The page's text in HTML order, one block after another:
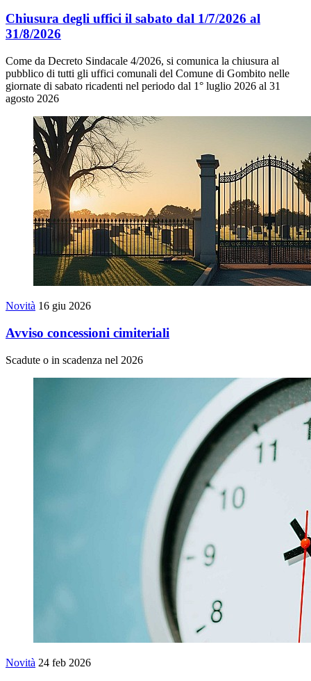
Chiusura degli uffici il sabato dal 1/7/2026 al
31/8/2026
Come da Decreto Sindacale 4/2026, si comunica la chiusura al
pubblico di tutti gli uffici comunali del Comune di Gombito nelle
giornate di sabato ricadenti nel periodo dal 1° luglio 2026 al 31
agosto 2026
Novità 16 giu 2026
Avviso concessioni cimiteriali
Scadute o in scadenza nel 2026
Novità 24 feb 2026